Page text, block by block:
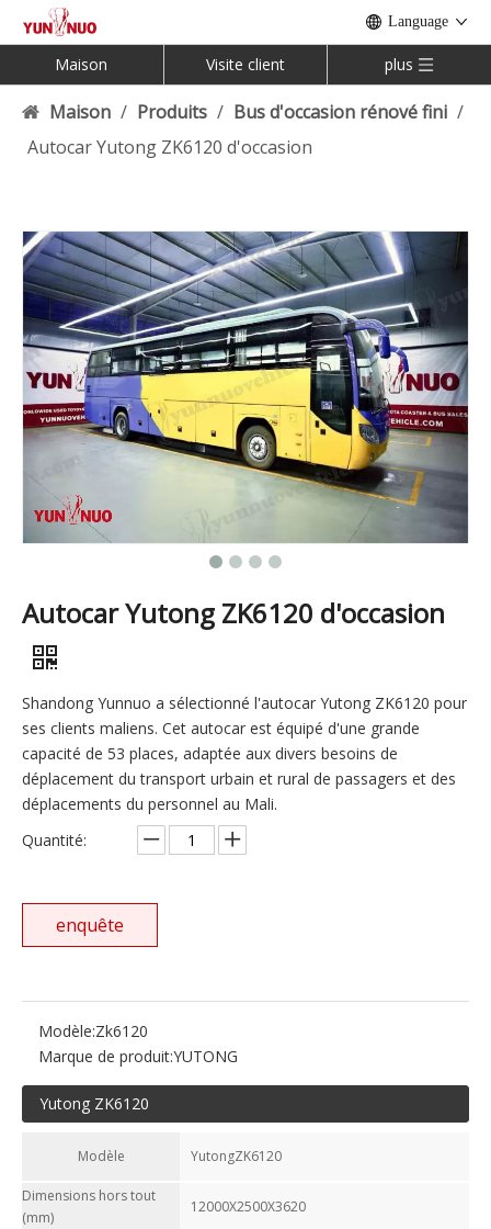
Language
Maison Visite client plus
Maison / Produits / Bus d'occasion rénové fini /
Autocar Yutong ZK6120 d'occasion
Autocar Yutong ZK6120 d'occasion
Shandong Yunnuo a sélectionné l'autocar Yutong ZK6120 pour
ses clients maliens. Cet autocar est équipé d'une grande
capacité de 53 places, adaptée aux divers besoins de
déplacement du transport urbain et rural de passagers et des
déplacements du personnel au Mali.
Quantité:
enquête
Modèle:Zk6120
Marque de produit:YUTONG
Yutong ZK6120
Modèle YutongZK6120
Dimensions hors tout
(mm)
12000X2500X3620